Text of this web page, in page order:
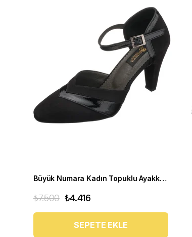
Büyük Numara Kadın Topuklu Ayakkabı ECE77 Siyah
₺4.416
₺7.500
SEPETE EKLE